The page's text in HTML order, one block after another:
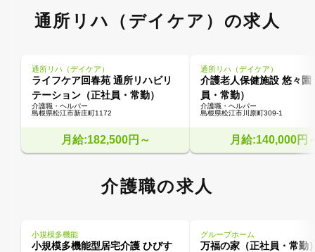
通所リハ（デイケア）の求人
通所リハ（デイケア）
ライフケア回春苑 通所リハビリ
テーション（正社員・常勤）
介護職・ヘルパー
島根県松江市新庄町1172
月給:182,500円～
通所リハ（デイケア）
介護老人保健施設 悠々園
員・常勤）
介護職・ヘルパー
島根県松江市川原町309-1
月給:140,000円
介護職の求人
小規模多機能
小規模多機能型居宅介護 ひびす
グループホーム
万福の家（正社員・常勤